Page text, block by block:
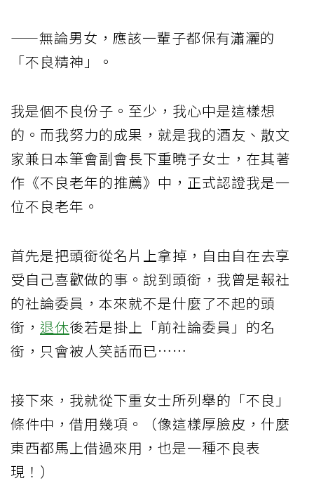
——無論男女，應該一輩子都保有瀟灑的
「不良精神」。
我是個不良份子。至少，我心中是這樣想
的。而我努力的成果，就是我的酒友、散文
家兼日本筆會副會長下重曉子女士，在其著
作《不良老年的推薦》中，正式認證我是一
位不良老年。
首先是把頭銜從名片上拿掉，自由自在去享
受自己喜歡做的事。說到頭銜，我曾是報社
的社論委員，本來就不是什麼了不起的頭
銜， 退休後若是掛上「前社論委員」的名
銜，只會被人笑話而已……
接下來，我就從下重女士所列舉的「不良」
條件中，借用幾項。（像這樣厚臉皮，什麼
東西都馬上借過來用，也是一種不良表
現！）